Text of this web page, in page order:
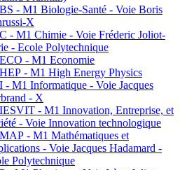
- M1 Biologie-Santé - Voie Boris
X
- M1 Chimie - Voie Fréderic Joliot-
- Ecole Polytechnique
- M1 Economie
- M1 High Energy Physics
- M1 Informatique - Voie Jacques
- X
- M1 Innovation, Entreprise, et
- Voie Innovation technologique
- M1 Mathématiques et
- Voie Jacques Hadamard -
Polytechnique